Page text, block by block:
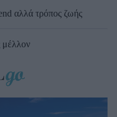
αλλά τρόπος ζωής
μέλλον